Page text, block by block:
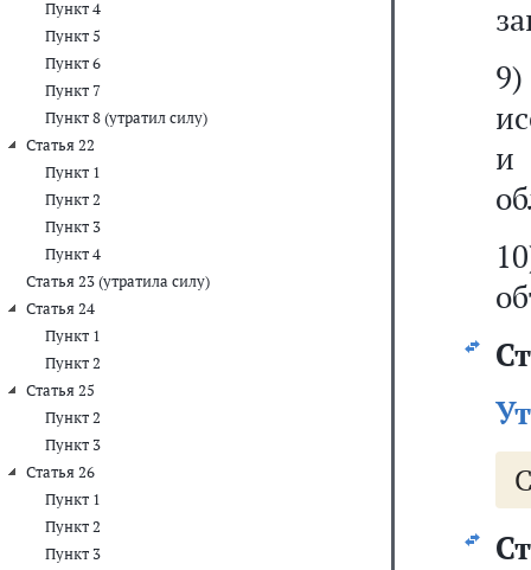
Пункт 4
Пункт 5
Пункт 6
Пункт 7
Пункт 8 (утратил силу)
Статья 22
Пункт 1
Пункт 2
Пункт 3
Пункт 4
Статья 23 (утратила силу)
Статья 24
Пункт 1
Пункт 2
Статья 25
Пункт 2
Пункт 3
Статья 26
Пункт 1
Пункт 2
Пункт 3
и